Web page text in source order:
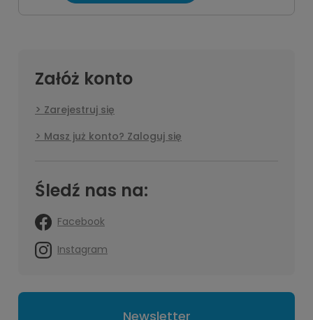
Załóż konto
Zarejestruj się
Masz już konto? Zaloguj się
Śledź nas na:
Facebook
Instagram
Newsletter